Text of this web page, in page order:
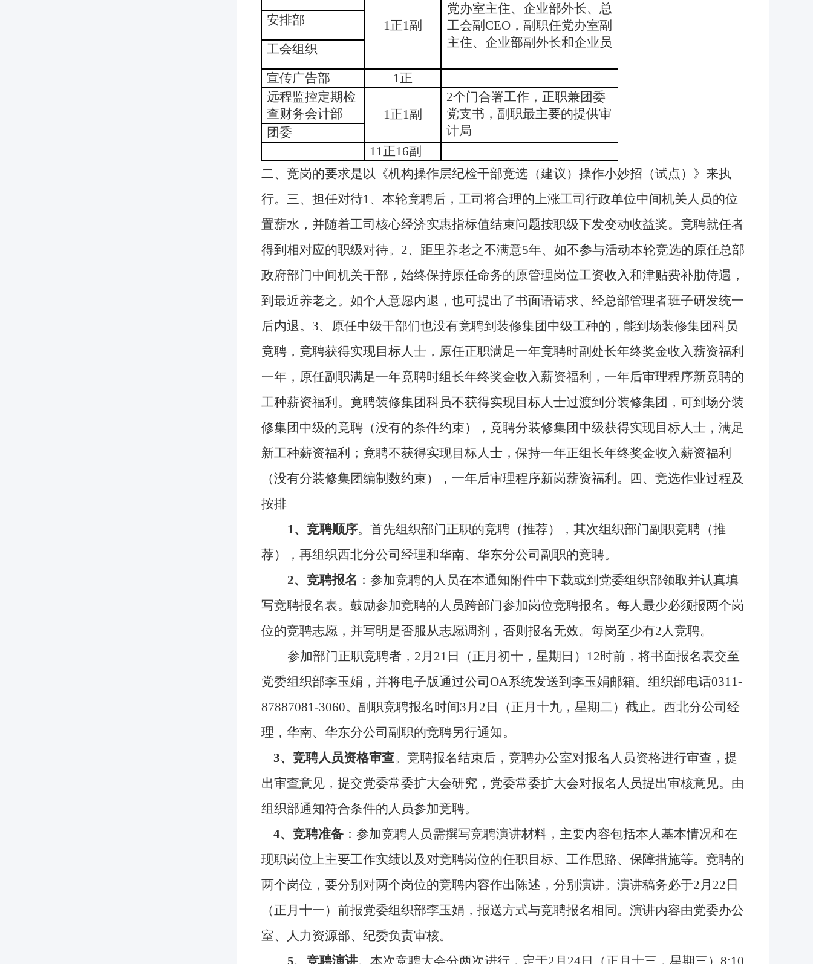
1正1副
党办室主住、企业部外长、总
工会副CEO，副职任党办室副
主住、企业部副外长和企业员
安排部
工会组织
宣传广告部
1正
远程监控定期检
查财务会计部
1正1副
2个门合署工作，正职兼团委
党支书，副职最主要的提供审
计局
团委
11正16副
二、竞岗的要求是以《机构操作层纪检干部竞选（建议）操作小妙招（试点）》来执
行。三、担任对待1、本轮竟聘后，工司将合理的上涨工司行政单位中间机关人员的位
置薪水，并随着工司核心经济实惠指标值结束问题按职级下发变动收益奖。竟聘就任者
得到相对应的职级对待。2、距里养老之不满意5年、如不参与活动本轮竞选的原任总部
政府部门中间机关干部，始终保持原任命务的原管理岗位工资收入和津贴费补肋侍遇，
到最近养老之。如个人意愿内退，也可提出了书面语请求、经总部管理者班子研发统一
后内退。3、原任中级干部们也没有竟聘到装修集团中级工种的，能到场装修集团科员
竟聘，竟聘获得实现目标人士，原任正职满足一年竟聘时副处长年终奖金收入薪资福利
一年，原任副职满足一年竟聘时组长年终奖金收入薪资福利，一年后审理程序新竟聘的
工种薪资福利。竟聘装修集团科员不获得实现目标人士过渡到分装修集团，可到场分装
修集团中级的竟聘（没有的条件约束），竟聘分装修集团中级获得实现目标人士，满足
新工种薪资福利；竟聘不获得实现目标人士，保持一年正组长年终奖金收入薪资福利
（没有分装修集团编制数约束），一年后审理程序新岗薪资福利。四、竞选作业过程及
按排
1、竞聘顺序。首先组织部门正职的竞聘（推荐），其次组织部门副职竞聘（推
荐），再组织西北分公司经理和华南、华东分公司副职的竞聘。
2、竞聘报名 ：参加竞聘的人员在本通知附件中下载或到党委组织部领取并认真填
写竞聘报名表。鼓励参加竞聘的人员跨部门参加岗位竞聘报名。每人最少必须报两个岗
位的竞聘志愿，并写明是否服从志愿调剂，否则报名无效。每岗至少有2人竞聘。
参加部门正职竞聘者，2月21日（正月初十，星期日）12时前，将书面报名表交至
党委组织部李玉娟，并将电子版通过公司 OA系统发送到李玉娟邮箱。组织部电话0311-
87887081-3060。副职竞聘报名时间3月2日（正月十九，星期二）截止。西北分公司经
理，华南、华东分公司副职的竞聘另行通知。
3、竞聘人员资格审查。竞聘报名结束后，竞聘办公室对报名人员资格进行审查，提
出审查意见，提交党委常委扩大会研究，党委常委扩大会对报名人员提出审核意见。由
组织部通知符合条件的人员参加竞聘。
4、竞聘准备 ：参加竞聘人员需撰写竞聘演讲材料，主要内容包括本人基本情况和在
现职岗位上主要工作实绩以及对竞聘岗位的任职目标、工作思路、保障措施等。竞聘的
两个岗位，要分别对两个岗位的竞聘内容作出陈述，分别演讲。演讲稿务必于2月22日
（正月十一）前报党委组织部李玉娟，报送方式与竞聘报名相同。演讲内容由党委办公
室、人力资源部、纪委负责审核。
5、竞聘演讲。本次竞聘大会分两次进行，定于2月24日（正月十三，星期三 ） 8:10